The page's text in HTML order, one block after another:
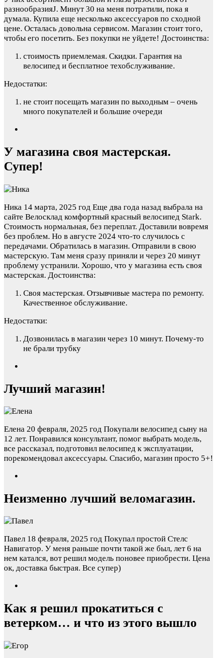
разнообразияJ. Минут 30 на меня потратили, пока я
думала. Купила еще несколько аксессуаров по сходной
цене. Осталась довольна сервисом. Магазин стоит того,
чтобы его посетить. Без покупки не уйдете! Достоинства:
стоимость приемлемая. Скидки. Гарантия на
велосипед и бесплатное техобслуживание.
Недостатки:
не стоит посещать магазин по выходным – очень
много покупателей и большие очереди
У магазина своя мастерская.
Супер!
Ника 14 марта, 2025 год Еще два года назад выбрала на
сайте Велосклад комфортный красный велосипед Stark.
Стоимость нормальная, без переплат. Доставили вовремя
без проблем. Но в августе 2024 что-то случилось с
передачами. Обратилась в магазин. Отправили в свою
мастерскую. Там меня сразу приняли и через 20 минут
проблему устранили. Хорошо, что у магазина есть своя
мастерская. Достоинства:
Своя мастерская. Отзывчивые мастера по ремонту.
Качественное обслуживание.
Недостатки:
Дозвонилась в магазин через 10 минут. Почему-то
не брали трубку
Лучший магазин!
Елена 20 февраля, 2025 год Покупали велосипед сыну на
12 лет. Понравился консультант, помог выбрать модель,
все рассказал, подготовил велосипед к эксплуатации,
порекомендовал аксессуары. Спасибо, магазин просто 5+!
Неизменно лучший веломагазин.
Павел 18 февраля, 2025 год Покупал простой Стелс
Навигатор. У меня раньше почти такой же был, лет 6 на
нем катался, вот решил модель поновее приобрести. Цена
ок, доставка быстрая. Все супер)
Как я решил прокатиться с
ветерком… и что из этого вышло